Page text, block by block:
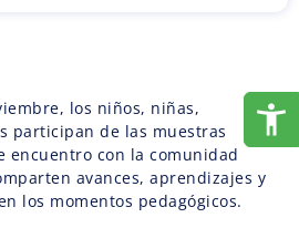
los niños, niñas,
participan de las muestras
encuentro con la comunidad
avances, aprendizajes y
los momentos pedagógicos.